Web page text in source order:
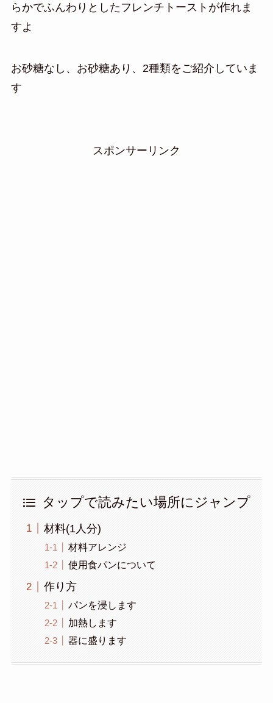
らかでふんわりとしたフレンチトーストが作れま
すよ
お砂糖なし、お砂糖あり、2種類をご紹介していま
す
スポンサーリンク
タップで読みたい場所にジャンプ
材料(1人分)
材料アレンジ
使用食パンについて
作り方
パンを浸します
加熱します
器に盛ります